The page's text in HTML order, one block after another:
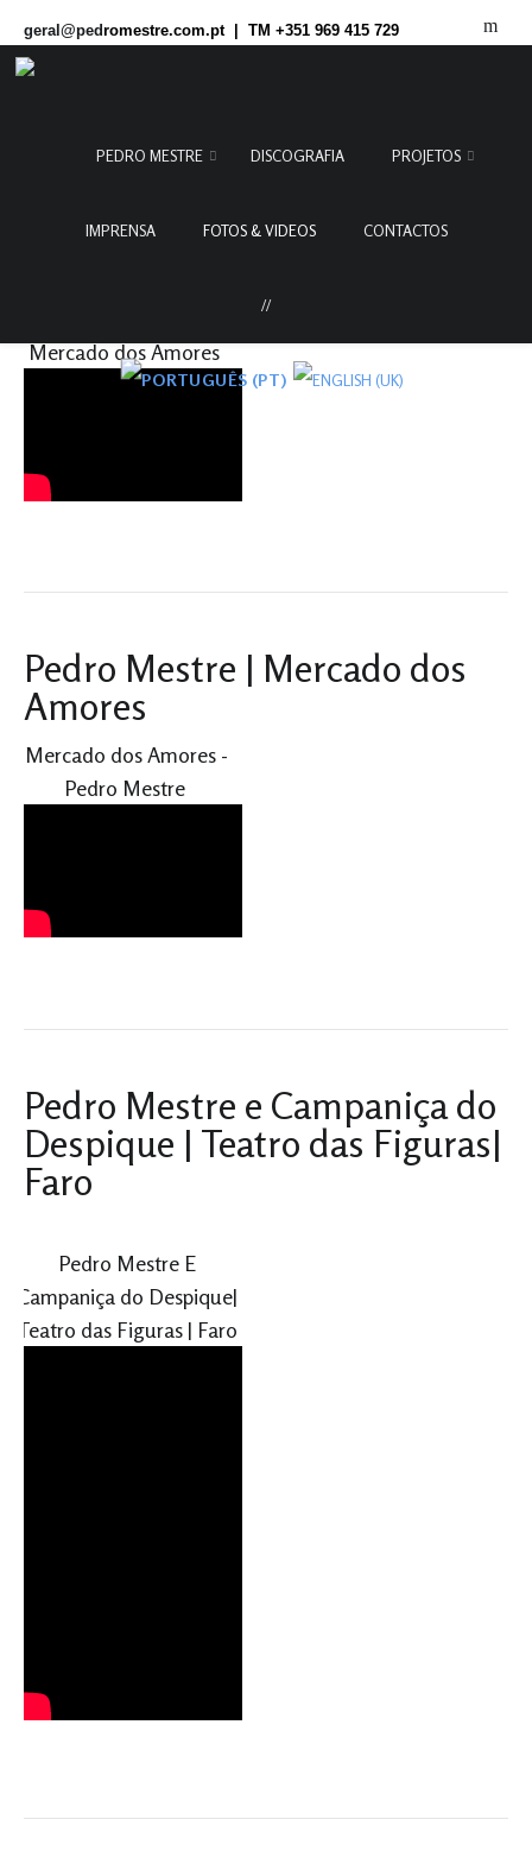
geral@pedromestre.com.pt | TM +351 969 415 729
PEDRO MESTRE DISCOGRAFIA PROJETOS
IMPRENSA FOTOS & VIDEOS CONTACTOS
//
Fotos & Videos
Mercado dos Amores
Mercado dos Amores
Pedro Mestre | Mercado dos
Amores
Mercado dos Amores -
Pedro Mestre
Pedro Mestre e Campaniça do
Despique | Teatro das Figuras|
Faro
Pedro Mestre E
Campaniça do Despique|
Teatro das Figuras | Faro